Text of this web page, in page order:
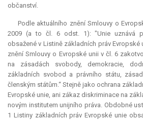
občanství.
Podle aktuálního znění Smlouvy o
2009 (a to čl. 6 odst. 1): "Unie uznává
obsažené v Listině základních práv Evropské
znění Smlouvy o Evropské unii v čl. 6
na zásadách svobody, demokracie,
základních svobod a právního státu,
členským státům.“ Stejně jako ochrana
Evropské unie, ani zákaz diskriminace na
novým institutem unijního práva. Obdobné
1 Listiny základních práv Evropské unie